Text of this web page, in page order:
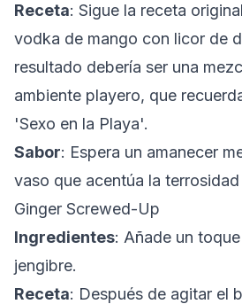
Receta: Sigue la receta
vodka de mango con licor de
resultado debería ser una
ambiente playero, que
'Sexo en la Playa'.
Sabor: Espera un amanecer
vaso que acentúa la
Ginger Screwed-Up
Ingredientes: Añade un
jengibre.
Receta: Después de agitar el